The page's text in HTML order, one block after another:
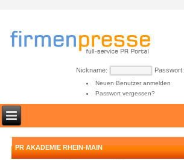
Nickname: Passwort:
Neuen Benutzer anmelden
Passwort vergessen?
PR AKADEMIE RHEIN-MAIN